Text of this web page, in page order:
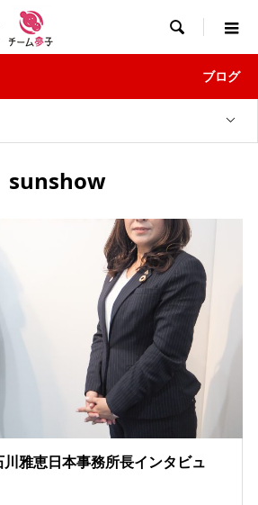

ブログ
sunshow
川雅恵日本事務所長インタビュ